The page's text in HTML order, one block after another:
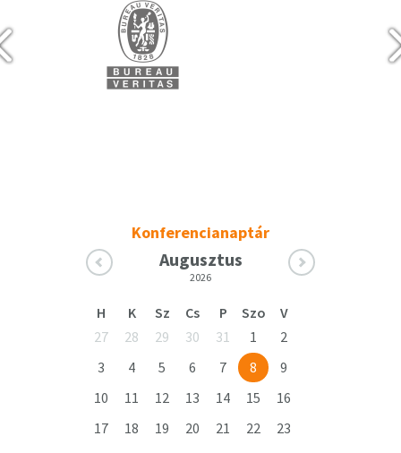
Konferencianaptár
Augusztus
2026
H K Sz Cs P Szo
V
27
28 29 30 31 1
2
3
4 5 6 7 8
9
10
11 12 13 14 15
16
17
18 19 20 21 22
23